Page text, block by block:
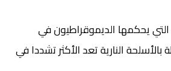
يحكمها الديموقراطيون في
النارية تعد الأكثر تشددا في